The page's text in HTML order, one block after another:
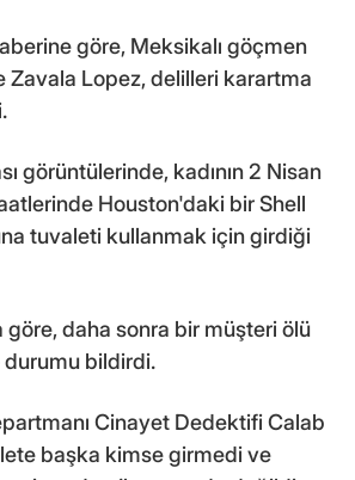
göre, Meksikalı göçmen
Zavala Lopez, delilleri karartma
görüntülerinde, kadının 2 Nisan
Houston'daki bir Shell
tuvaleti kullanmak için girdiği
göre, daha sonra bir müşteri ölü
bildirdi.
Cinayet Dedektifi Calab
başka kimse girmedi ve